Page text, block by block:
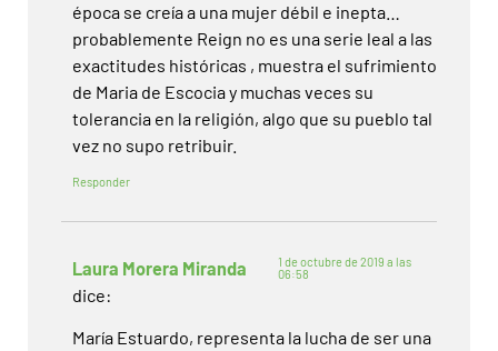
época se creía a una mujer débil e inepta…
probablemente Reign no es una serie leal a las
exactitudes históricas , muestra el sufrimiento
de Maria de Escocia y muchas veces su
tolerancia en la religión, algo que su pueblo tal
vez no supo retribuir.
Responder
Laura Morera Miranda
dice:
1 de octubre de 2019 a las
06:58
María Estuardo, representa la lucha de ser una